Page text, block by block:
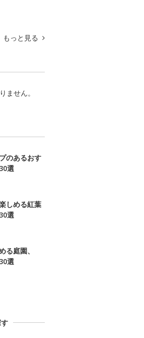
もっと見る
ません。
のあるおす
選
しめる紅葉
選
る庭園、
選